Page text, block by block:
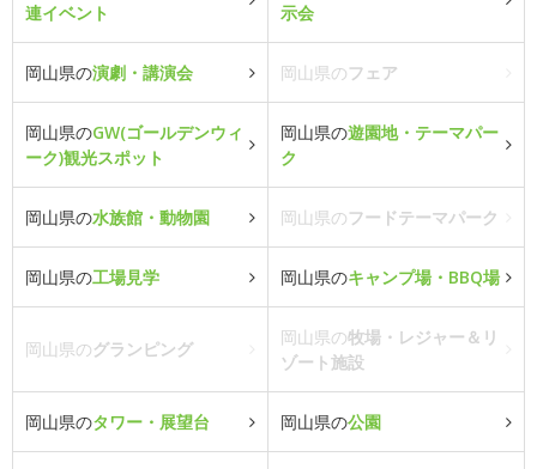
連イベント
示会
岡山県の演劇・講演会 岡山県のフェア
岡山県のGW(ゴールデンウィ
ーク)観光スポット
岡山県の遊園地・テーマパー
ク
岡山県の水族館・動物園 岡山県のフードテーマパーク
岡山県の工場見学 岡山県のキャンプ場・BBQ場
岡山県のグランピング
岡山県の牧場・レジャー＆リ
ゾート施設
岡山県のタワー・展望台 岡山県の公園